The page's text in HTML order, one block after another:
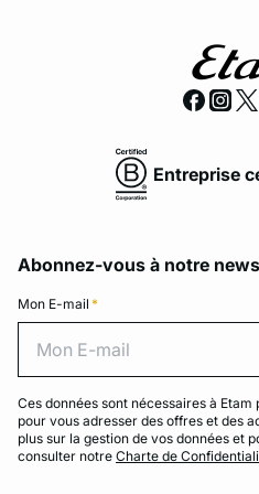
Entreprise
Abonnez-vous à notre
Mon E-mail *
Ces données sont nécessaires à
pour vous adresser des offres et des
plus sur la gestion de vos données et
consulter notre Charte de